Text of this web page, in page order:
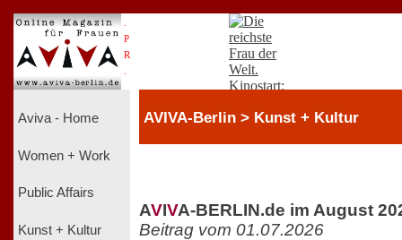
P
R
Aviva - Home
Women + Work
Public Affairs
Kunst + Kultur
AVIVA-Berlin > Kunst + Kultur
AVIVA-BERLIN.de im August
Beitrag vom 01.07.2026